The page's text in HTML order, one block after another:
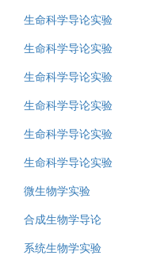
生命科学导论实验
生命科学导论实验
生命科学导论实验
生命科学导论实验
生命科学导论实验
生命科学导论实验
微生物学实验
合成生物学导论
系统生物学实验